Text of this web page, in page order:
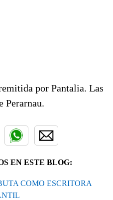
por Pantalia. Las
Perarnau.
EN ESTE BLOG:
COMO ESCRITORA